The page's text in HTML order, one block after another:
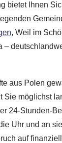
bietet Ihnen
, Weil im
–
aus Polen
Sie möglichst
24-Stunden-
Uhr und an
auf